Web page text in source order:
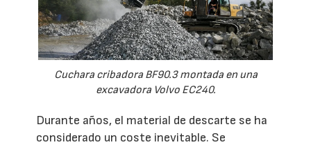
Cuchara cribadora BF90.3 montada en una
excavadora Volvo EC240.
Durante años, el material de descarte se ha
considerado un coste inevitable. Se